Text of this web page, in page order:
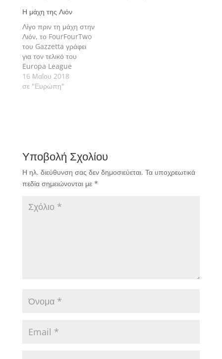
Η μάχη της Λιόν
Λίγο πριν τη μάχη στην
Λιόν, το FourFourTwo
του Gazzetta γράφει
για τον τελικό του
Europa League
ανάμεσα στην Μαρσέιγ
και την Ατλέτικο
16 Μαΐου 2018
σε "Ευρώπη"
Υποβολή Σχολίου
Η ηλ. διεύθυνση σας δεν δημοσιεύεται. Τα υποχρεωτικά
πεδία σημειώνονται με *